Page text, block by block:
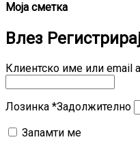
Моја сметка
Влез
Клиентско име или email
Лозинка *Задолжително
Запамти ме